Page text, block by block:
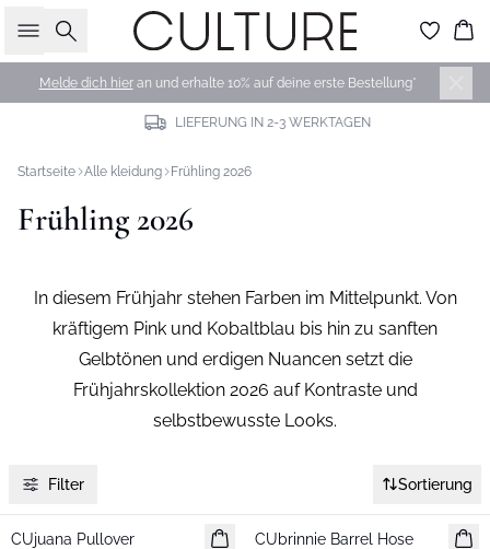
Suche
Melde dich hieran und erhalte 10% auf deine erste Bestellung*
LIEFERUNG IN 2-3 WERKTAGEN
Startseite Alle kleidung Frühling 2026
Frühling 2026
In diesem Frühjahr stehen Farben im Mittelpunkt. Von
kräftigem Pink und Kobaltblau bis hin zu sanften
Gelbtönen und erdigen Nuancen setzt die
Frühjahrskollektion 2026 auf Kontraste und
selbstbewusste Looks.
Filter Sortierung
-50%
CUjuana Pullover
CUbrinnie Barrel Hose